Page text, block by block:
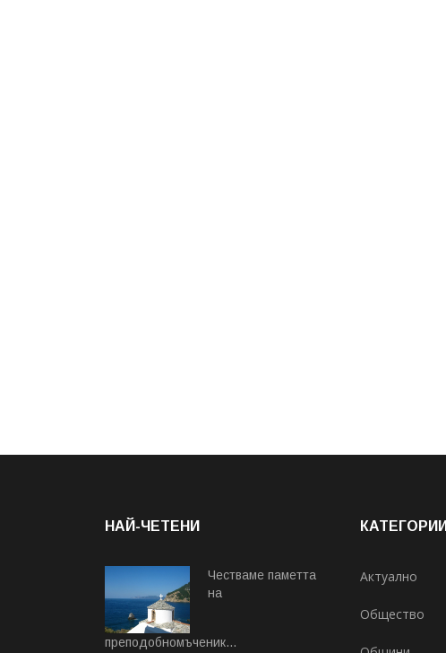
НАЙ-ЧЕТЕНИ
Честваме паметта
на
преподобномъченик...
КАТЕГОРИИ
Актуално
Общество